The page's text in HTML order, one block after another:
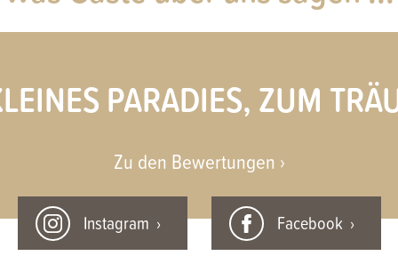
PARADIES, ZUM
Zu den Bewertungen ›
Instagram Facebook